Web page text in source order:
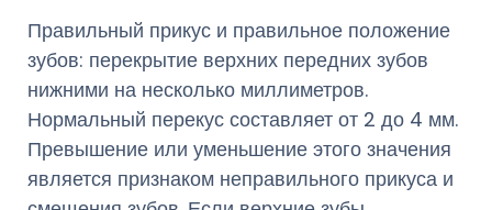
Правильный прикус и правильное положение
зубов: перекрытие верхних передних зубов
нижними на несколько миллиметров.
Нормальный перекус составляет от 2 до 4 мм.
Превышение или уменьшение этого значения
является признаком неправильного прикуса и